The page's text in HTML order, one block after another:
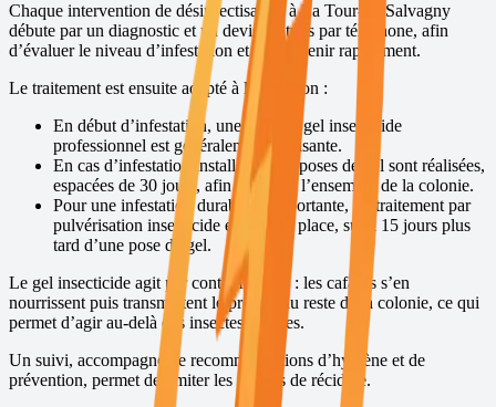
Chaque intervention de désinsectisation àLa Tour-de-Salvagny
débute par un diagnostic et un devis gratuits par téléphone, afin
d’évaluer le niveau d’infestation et d’intervenir rapidement.
Le traitement est ensuite adapté à la situation :
En début d’infestation, une pose de gel insecticide
professionnel est généralement suffisante.
En cas d’infestation installée, deux poses de gel sont réalisées,
espacées de 30 jours, afin de traiter l’ensemble de la colonie.
Pour une infestation durable et importante, un traitement par
pulvérisation insecticide est mis en place, suivi 15 jours plus
tard d’une pose de gel.
Le gel insecticide agit par contamination : les cafards s’en
nourrissent puis transmettent le produit au reste de la colonie, ce qui
permet d’agir au-delà des insectes visibles.
Un suivi, accompagné de recommandations d’hygiène et de
prévention, permet de limiter les risques de récidive.